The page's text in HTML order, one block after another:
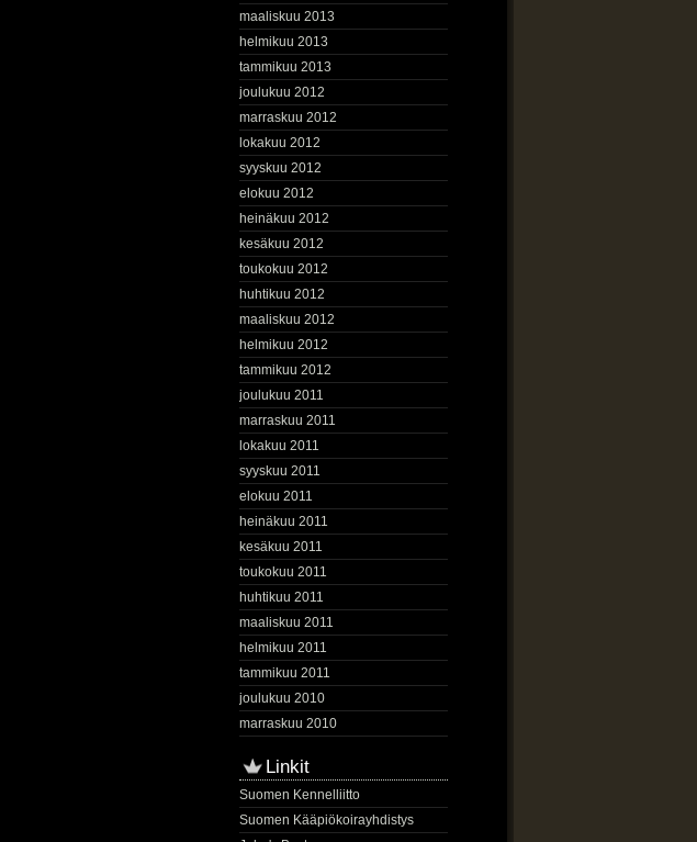
maaliskuu 2013
helmikuu 2013
tammikuu 2013
joulukuu 2012
marraskuu 2012
lokakuu 2012
syyskuu 2012
elokuu 2012
heinäkuu 2012
kesäkuu 2012
toukokuu 2012
huhtikuu 2012
maaliskuu 2012
helmikuu 2012
tammikuu 2012
joulukuu 2011
marraskuu 2011
lokakuu 2011
syyskuu 2011
elokuu 2011
heinäkuu 2011
kesäkuu 2011
toukokuu 2011
huhtikuu 2011
maaliskuu 2011
helmikuu 2011
tammikuu 2011
joulukuu 2010
marraskuu 2010
Linkit
Suomen Kennelliitto
Suomen Kääpiökoirayhdistys